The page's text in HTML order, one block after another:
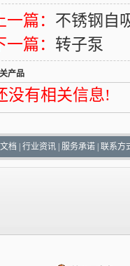
一篇： 不锈钢自
一篇： 转子泵
产品
没有相关信息!
档 行业资讯 服务承诺 联系方